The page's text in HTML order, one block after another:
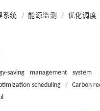
系统 / 能源监测 / 优化调度
saving management system
scheduling / Carbon